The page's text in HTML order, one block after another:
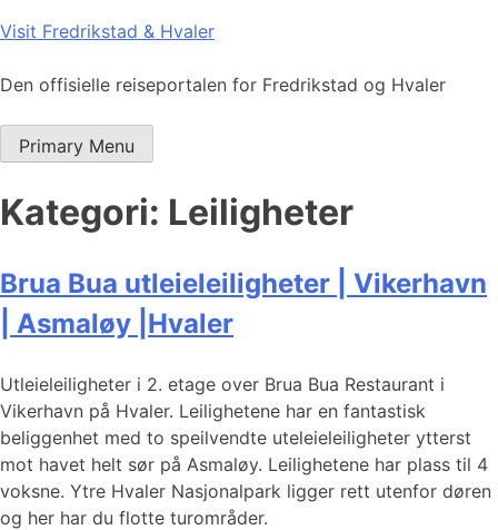
Skip
content
Visit Fredrikstad & Hvaler
Den offisielle reiseportalen for Fredrikstad og Hvaler
Primary Menu
Kategori: Leiligheter
Brua Bua utleieleiligheter | Vikerhavn
| Asmaløy |Hvaler
Utleieleiligheter i 2. etage over Brua Bua Restaurant i
Vikerhavn på Hvaler. Leilighetene har en fantastisk
beliggenhet med to speilvendte uteleieleiligheter ytterst
mot havet helt sør på Asmaløy. Leilighetene har plass til 4
voksne. Ytre Hvaler Nasjonalpark ligger rett utenfor døren
og her har du flotte turområder.